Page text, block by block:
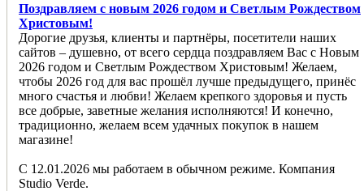
Поздравляем с новым 2026 годом и Светлым Рождеством
Христовым!
Дорогие друзья, клиенты и партнёры, посетители наших
сайтов – душевно, от всего сердца поздравляем Вас с Новым
2026 годом и Светлым Рождеством Христовым! Желаем,
чтобы 2026 год для вас прошёл лучше предыдущего, принёс
много счастья и любви! Желаем крепкого здоровья и пусть
все добрые, заветные желания исполняются! И конечно,
традиционно, желаем всем удачных покупок в нашем
магазине!
С 12.01.2026 мы работаем в обычном режиме. Компания
Studio Verde.